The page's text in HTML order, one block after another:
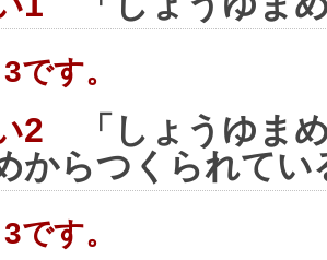
す。
2 「しょうゆま
からつくられてい
す。